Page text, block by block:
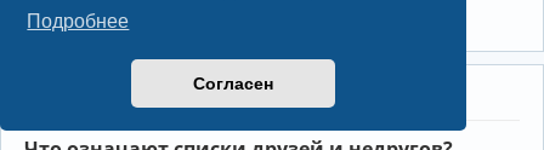
Подробнее
Согласен
Друзья и недруги